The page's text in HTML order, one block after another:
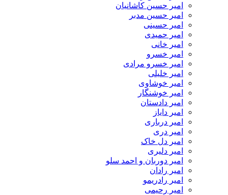
امیر حسین کاشانیان
امیر حسین مدبر
امیر حسینی
امیر حمیدی
امیر خانی
امیر خسرو
امیر خسرو مرادی
امیر خلیلی
امیر خوشاوی
امیر خوشنگار
امیر دادستان
امیر دایاز
امیر درباری
امیر دری
امیر دل خاک
امیر دلیری
امیر دوربان و احمد سلو
امیر رادان
امیر رادریمو
امیر رحیمی